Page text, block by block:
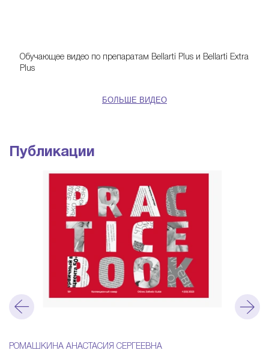
Обучающее видео по препаратам Bellarti Plus и Bellarti Extra
Plus
БОЛЬШЕ ВИДЕО
Публикации
РОМАШКИНА АНАСТАСИЯ СЕРГЕЕВНА